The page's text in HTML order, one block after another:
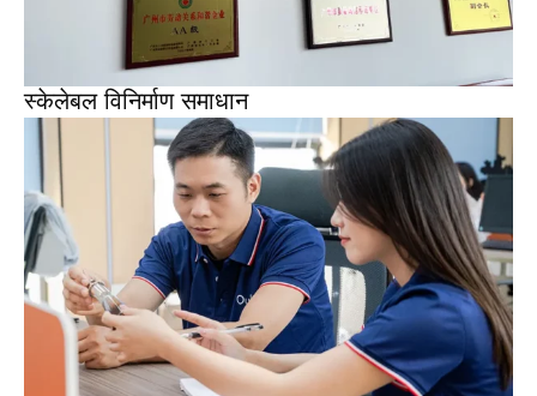
स्केलेबल विनिर्माण समाधान